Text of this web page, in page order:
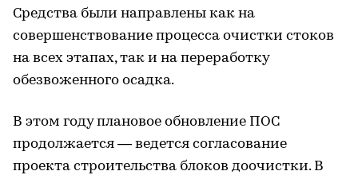
Средства были направлены как на
совершенствование процесса очистки стоков
на всех этапах, так и на переработку
обезвоженного осадка.
В этом году плановое обновление ПОС
продолжается — ведется согласование
проекта строительства блоков доочистки. В